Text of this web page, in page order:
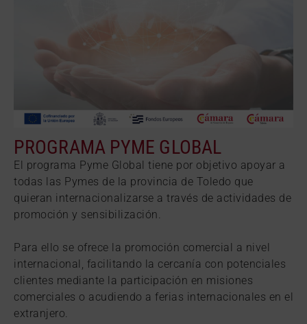
PROGRAMA PYME GLOBAL
El programa Pyme Global tiene por objetivo apoyar a
todas las Pymes de la provincia de Toledo que
quieran internacionalizarse a través de actividades de
promoción y sensibilización.
Para ello se ofrece la promoción comercial a nivel
internacional, facilitando la cercanía con potenciales
clientes mediante la participación en misiones
comerciales o acudiendo a ferias internacionales en el
extranjero.